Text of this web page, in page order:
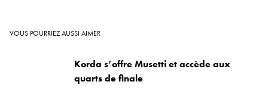
VOUS POURRIEZ AUSSI AIMER
Korda s’offre Musetti et accède aux
quarts de finale